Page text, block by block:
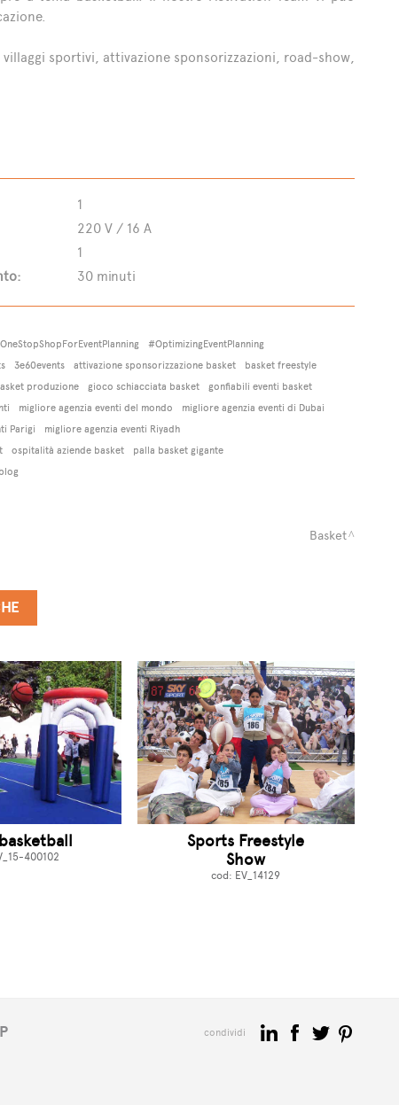
sportivi, attivazione sponsorizzazioni, road-show,
1
220 V / 16 A
1
30 minuti
#OptimizingEventPlanning
3e60events attivazione sponsorizzazione basket
basket freestyle
produzione gioco schiacciata basket
gonfiabili eventi basket
migliore agenzia eventi del mondo
migliore agenzia eventi di Dubai
Parigi
migliore agenzia eventi Riyadh
ospitalità aziende basket
palla basket gigante
Basket
400102
Sports Freestyle
Show
cod: EV_14129
condividi